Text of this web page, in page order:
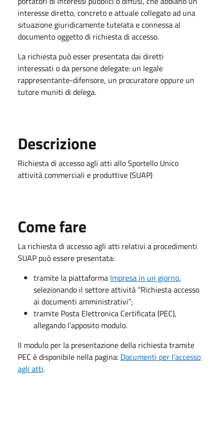
interesse diretto, concreto e attuale collegato ad una
situazione giuridicamente tutelata e connessa al
documento oggetto di richiesta di accesso.
La richiesta può esser presentata dai diretti
interessati o da persone delegate: un legale
rappresentante-difensore, un procuratore oppure un
tutore muniti di delega.
Descrizione
​​​Richiesta di accesso agli atti allo Sportello Unico
attività commerciali e produttive (SUAP)
Come fare
La richiesta di accesso agli atti relativi a procedimenti
SUAP può essere presentata:
tramite la piattaforma Impresa in un giorno,
selezionando il settore attività “Richiesta accesso
ai documenti amministrativi”;
tramite Posta Elettronica Certificata (PEC),
allegando l’apposito modulo.
Il modulo per la presentazione della richiesta tramite
PEC è disponibile nella pagina: Documenti per l'accesso
agli atti.